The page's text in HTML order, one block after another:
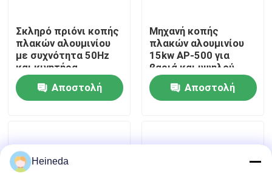
Γύρος εργοστασίων
Ποιοτικός έλεγχος
Μας ελάτε σε επαφή με
Ειδήσεις
Σκληρό πριόνι κοπής
πλακών αλουμινίου
με συχνότητα 50Hz
και κινητήρα
κυψελών 25kw
Αποστολή
Μηχανή κοπής
πλακών αλουμινίου
15kw AP-500 για
βαριά και υψηλού
όγκου κοπή
Αποστολή
Heineda